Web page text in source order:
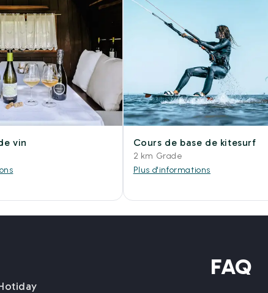
vin Cours de base de kitesurf
2 km Grade
Plus d'informations
FAQ